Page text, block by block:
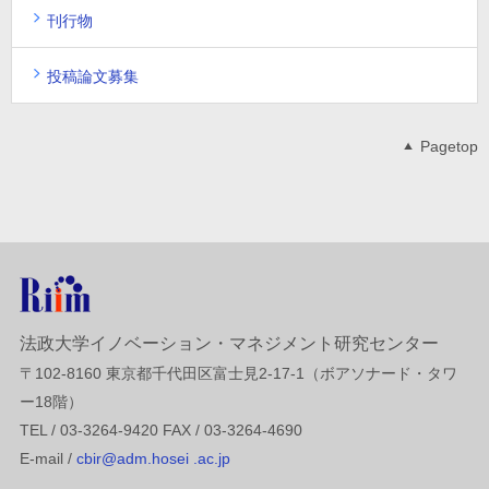
刊行物
投稿論文募集
Pagetop
法政大学イノベーション・マネジメント研究センター
〒102-8160 東京都千代田区富士見2-17-1（ボアソナード・タワ
ー18階）
TEL / 03-3264-9420 FAX / 03-3264-4690
E-mail / cbir@adm.hosei .ac.jp